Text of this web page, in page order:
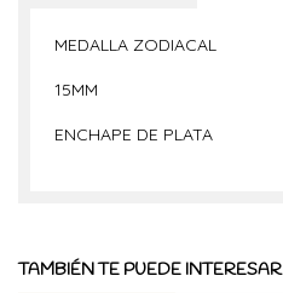
MEDALLA ZODIACAL
15MM
ENCHAPE DE PLATA
TAMBIÉN TE PUEDE INTERESAR